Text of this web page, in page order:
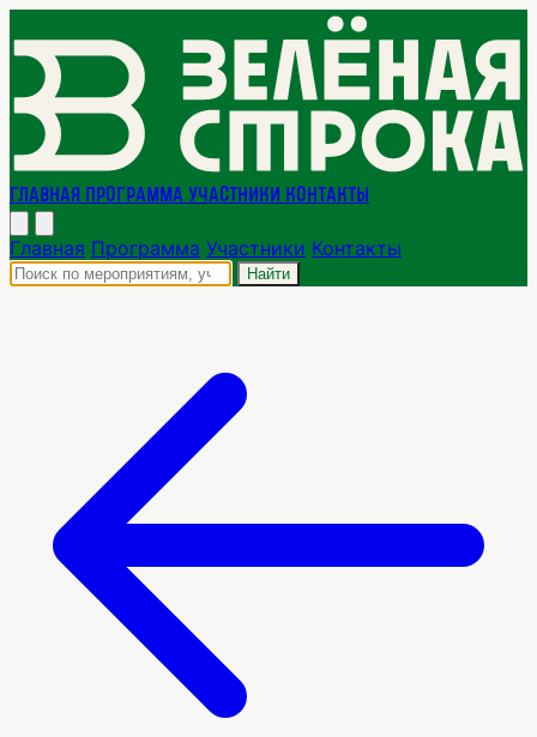
Главная Программа Участники Контакты
Главная Программа Участники Контакты
Найти